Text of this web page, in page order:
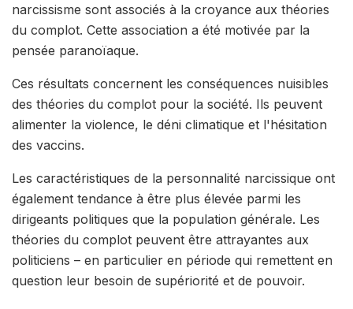
narcissisme sont associés à la croyance aux théories
du complot. Cette association a été motivée par la
pensée paranoïaque.
Ces résultats concernent les conséquences nuisibles
des théories du complot pour la société. Ils peuvent
alimenter la violence, le déni climatique et l'hésitation
des vaccins.
Les caractéristiques de la personnalité narcissique ont
également tendance à être plus élevée parmi les
dirigeants politiques que la population générale. Les
théories du complot peuvent être attrayantes aux
politiciens – en particulier en période qui remettent en
question leur besoin de supériorité et de pouvoir.